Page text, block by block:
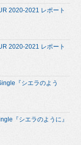
2020-2021 レポート
2020-2021 レポート
『シエラのよう
『シエラのように』